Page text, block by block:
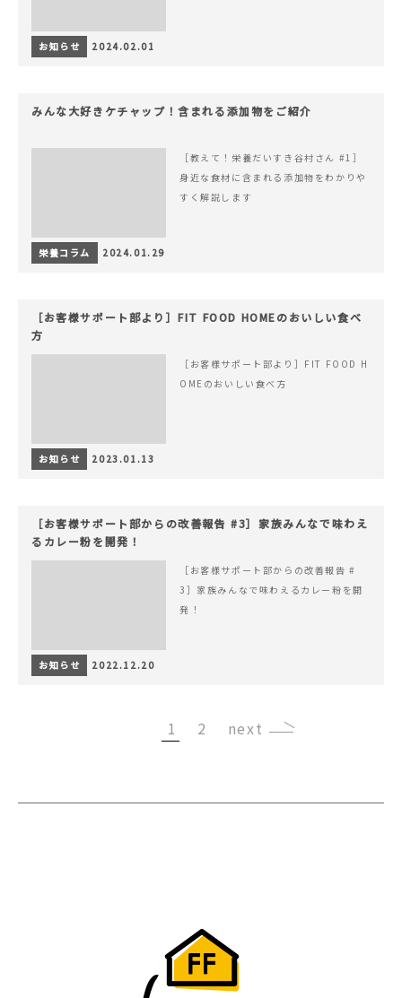
お知らせ 2024.02.01
みんな大好きケチャップ！含まれる添加物をご紹介
［教えて！栄養だいすき谷村さん #1］
身近な食材に含まれる添加物をわかりや
すく解説します
栄養コラム 2024.01.29
［お客様サポート部より］FIT FOOD HOMEのおいしい食べ
方
［お客様サポート部より］FIT FOOD H
OMEのおいしい食べ方
お知らせ 2023.01.13
［お客様サポート部からの改善報告 #3］家族みんなで味わえ
るカレー粉を開発！
［お客様サポート部からの改善報告 #
3］家族みんなで味わえるカレー粉を開
発！
お知らせ 2022.12.20
1 2 ›